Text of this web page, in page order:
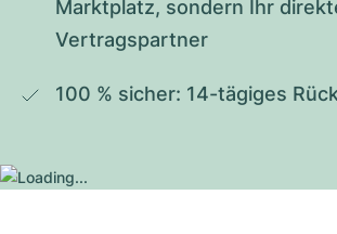
Marktplatz, sondern Ihr
Vertragspartner
100 % sicher: 14-tägiges